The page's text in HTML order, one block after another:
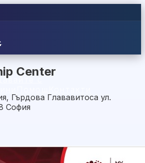
с
Center
Гърдова Глававитоса ул.
София